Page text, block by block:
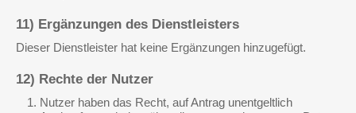
11) Ergänzungen des Dienstleisters
Dieser Dienstleister hat keine Ergänzungen hinzugefügt.
12) Rechte der Nutzer
Nutzer haben das Recht, auf Antrag unentgeltlich